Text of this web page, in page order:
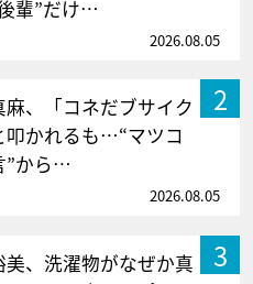
輩”だけ…
2026.08.05
2
麻、「コネだブサイク
叩かれるも…“マツコ
”から…
2026.08.05
3
美、洗濯物がなぜか真